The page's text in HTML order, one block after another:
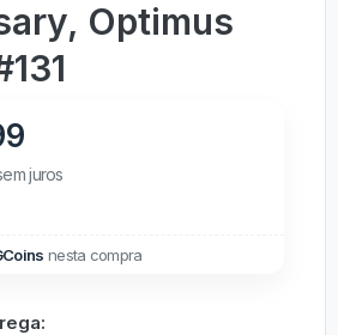
Optimus
juros
nesta compra